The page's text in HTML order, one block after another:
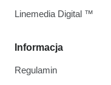
Informacja
Regulamin
Linemedia Digital ™